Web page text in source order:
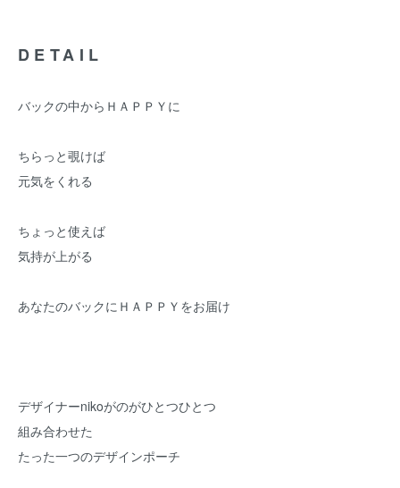
DETAIL
バックの中からＨＡＰＰＹに
ちらっと覗けば
元気をくれる
ちょっと使えば
気持が上がる
あなたのバックにＨＡＰＰＹをお届け
デザイナーnikoがのがひとつひとつ
組み合わせた
たった一つのデザインポーチ